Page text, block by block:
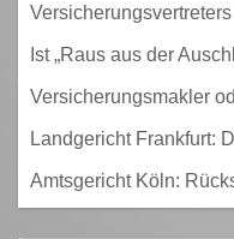
Versicherungsvertreters
Ist „Raus aus der
Versicherungsmakler
Landgericht Frankfurt:
Amtsgericht Köln: